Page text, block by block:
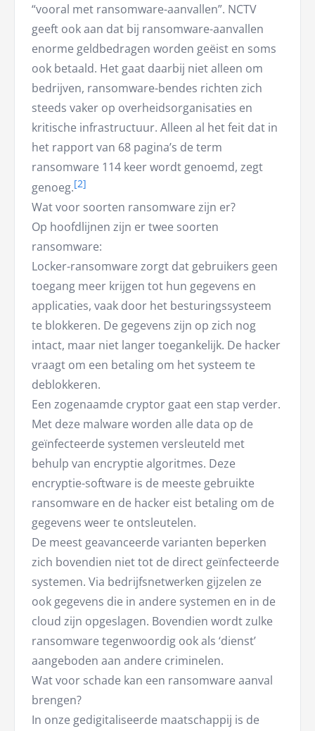
“vooral met ransomware-aanvallen”. NCTV
geeft ook aan dat bij ransomware-aanvallen
enorme geldbedragen worden geëist en soms
ook betaald. Het gaat daarbij niet alleen om
bedrijven, ransomware-bendes richten zich
steeds vaker op overheidsorganisaties en
kritische infrastructuur. Alleen al het feit dat in
het rapport van 68 pagina’s de term
ransomware 114 keer wordt genoemd, zegt
genoeg.
Wat voor soorten ransomware zijn er?
Op hoofdlijnen zijn er twee soorten
ransomware:
Locker-ransomware zorgt dat gebruikers geen
toegang meer krijgen tot hun gegevens en
applicaties, vaak door het besturingssysteem
te blokkeren. De gegevens zijn op zich nog
intact, maar niet langer toegankelijk. De hacker
vraagt om een betaling om het systeem te
deblokkeren.
Een zogenaamde cryptor gaat een stap verder.
Met deze malware worden alle data op de
geïnfecteerde systemen versleuteld met
behulp van encryptie algoritmes. Deze
encryptie-software is de meeste gebruikte
ransomware en de hacker eist betaling om de
gegevens weer te ontsleutelen.
De meest geavanceerde varianten beperken
zich bovendien niet tot de direct geïnfecteerde
systemen. Via bedrijfsnetwerken gijzelen ze
ook gegevens die in andere systemen en in de
cloud zijn opgeslagen. Bovendien wordt zulke
ransomware tegenwoordig ook als ‘dienst’
aangeboden aan andere criminelen.
Wat voor schade kan een ransomware aanval
brengen?
In onze gedigitaliseerde maatschappij is de